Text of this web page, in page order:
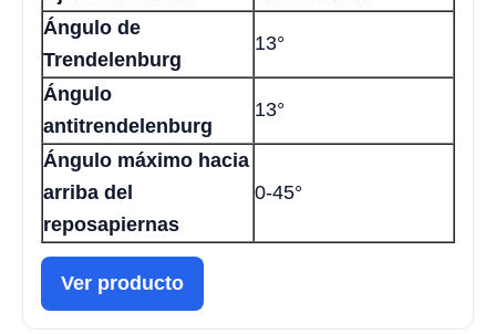
Ángulo de
Trendelenburg
13°
Ángulo
antitrendelenburg
13°
Ángulo máximo hacia
arriba del
reposapiernas
0-45°
Ver producto